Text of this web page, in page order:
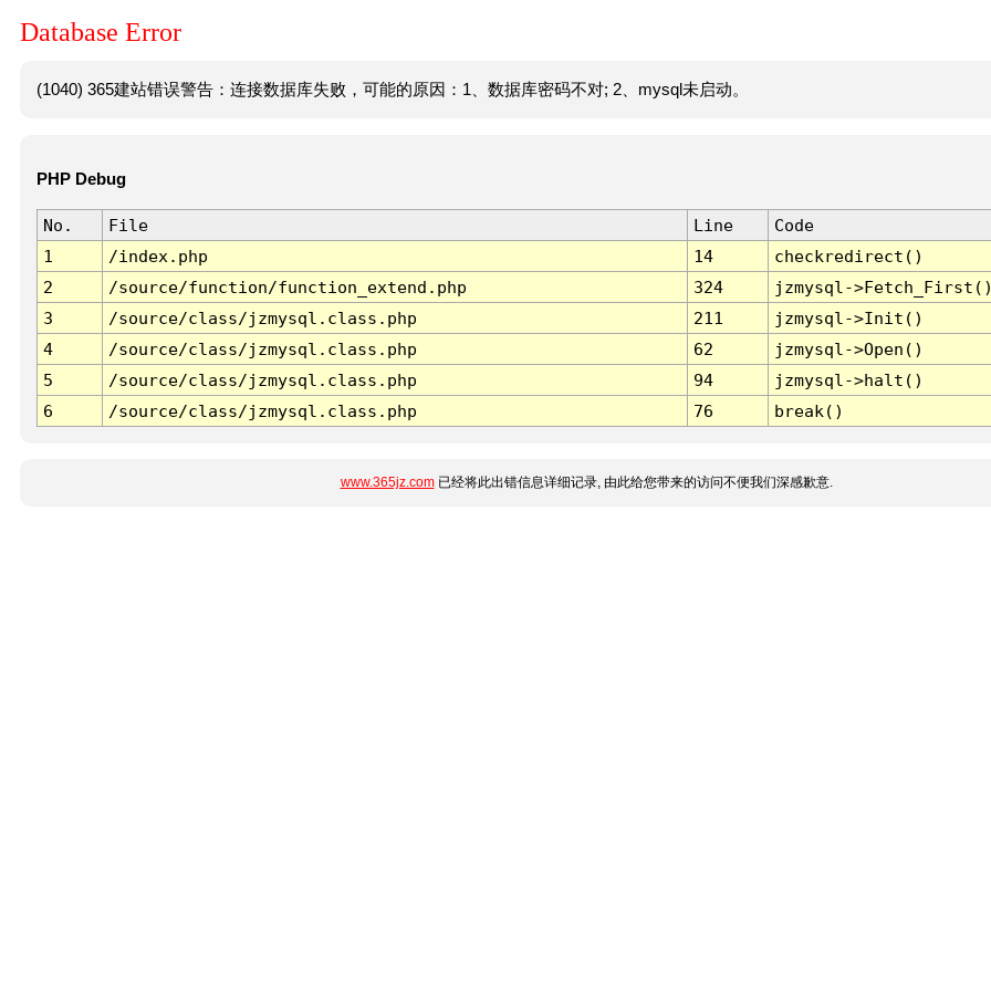
Database Error
(1040) 365建站错误警告：连接数据库失败，可能的原因：1、数据库密码不对; 2、mysql未启动。
PHP Debug
No. File Line
Code
1
/index.php 14
checkredirect()
2
/source/function/function_extend.php 324
jzmysql-
3
/source/class/jzmysql.class.php 211
jzmysql->Init()
4
/source/class/jzmysql.class.php 62
jzmysql->Open()
5
/source/class/jzmysql.class.php 94
jzmysql->halt()
6
/source/class/jzmysql.class.php 76 break()
www.365jz.com已经将此出错信息详细记录, 由此给您带来的访问不便我们深感歉意.